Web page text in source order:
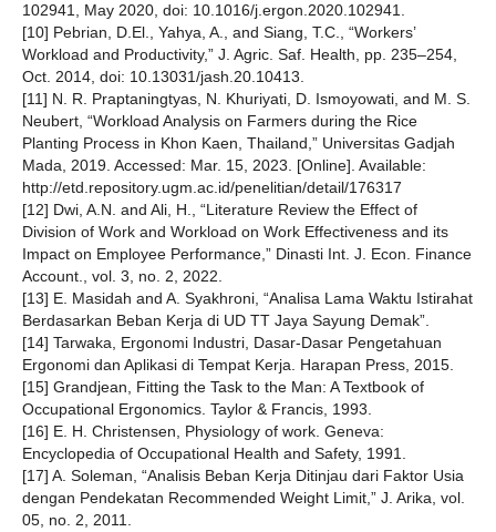
102941, May 2020, doi: 10.1016/j.ergon.2020.102941.
[10] Pebrian, D.El., Yahya, A., and Siang, T.C., “Workers’
Workload and Productivity,” J. Agric. Saf. Health, pp. 235–254,
Oct. 2014, doi: 10.13031/jash.20.10413.
[11] N. R. Praptaningtyas, N. Khuriyati, D. Ismoyowati, and M. S.
Neubert, “Workload Analysis on Farmers during the Rice
Planting Process in Khon Kaen, Thailand,” Universitas Gadjah
Mada, 2019. Accessed: Mar. 15, 2023. [Online]. Available:
http://etd.repository.ugm.ac.id/penelitian/detail/176317
[12] Dwi, A.N. and Ali, H., “Literature Review the Effect of
Division of Work and Workload on Work Effectiveness and its
Impact on Employee Performance,” Dinasti Int. J. Econ. Finance
Account., vol. 3, no. 2, 2022.
[13] E. Masidah and A. Syakhroni, “Analisa Lama Waktu Istirahat
Berdasarkan Beban Kerja di UD TT Jaya Sayung Demak”.
[14] Tarwaka, Ergonomi Industri, Dasar-Dasar Pengetahuan
Ergonomi dan Aplikasi di Tempat Kerja. Harapan Press, 2015.
[15] Grandjean, Fitting the Task to the Man: A Textbook of
Occupational Ergonomics. Taylor & Francis, 1993.
[16] E. H. Christensen, Physiology of work. Geneva:
Encyclopedia of Occupational Health and Safety, 1991.
[17] A. Soleman, “Analisis Beban Kerja Ditinjau dari Faktor Usia
dengan Pendekatan Recommended Weight Limit,” J. Arika, vol.
05, no. 2, 2011.